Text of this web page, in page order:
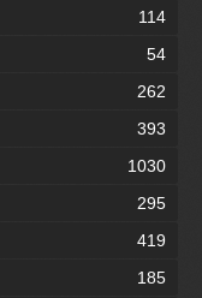
114
54
262
393
1030
295
419
185